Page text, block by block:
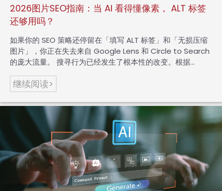
2026图片SEO指南：当 AI 看得懂像素， ALT 标签
还够用吗？
如果你的 SEO 策略还停留在「填写 ALT 标签」和「无损压缩
图片」，你正在失去来自 Google Lens 和 Circle to Search
的庞大流量。 搜寻行为已经发生了根本性的改变。根据…
继续阅读>